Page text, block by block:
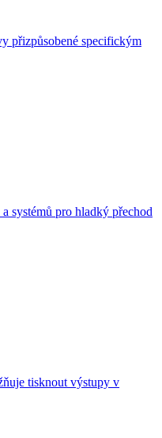
přizpůsobené specifickým
systémů pro hladký přechod
tisknout výstupy v